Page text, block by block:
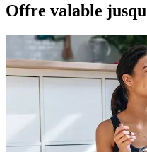
Offre valable